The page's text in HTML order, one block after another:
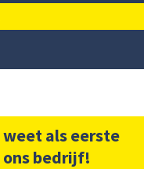
weet als eerste
bedrijf!